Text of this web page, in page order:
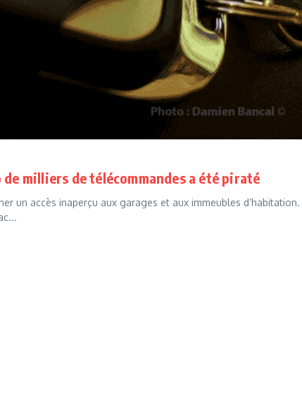
milliers de télécommandes a été piraté
un accès inaperçu aux garages et aux immeubles d’habitation.